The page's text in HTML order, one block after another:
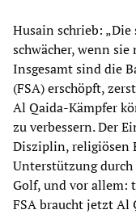
Husain schrieb:
schwächer, wenn
Insgesamt sind die
(FSA) erschöpft,
Al Qaida-Kämpfer
zu verbessern. Der
Disziplin, religiösen
Unterstützung
Golf, und vor allem:
FSA braucht jetzt Al